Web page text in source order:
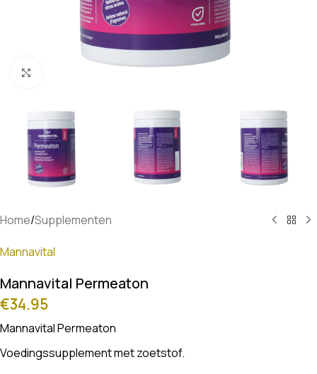
Home/Supplementen
Mannavital
Mannavital Permeaton
€34.95
Mannavital Permeaton
Voedingssupplement met zoetstof.